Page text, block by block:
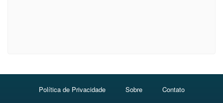
Política de Privacidade Sobre Contato